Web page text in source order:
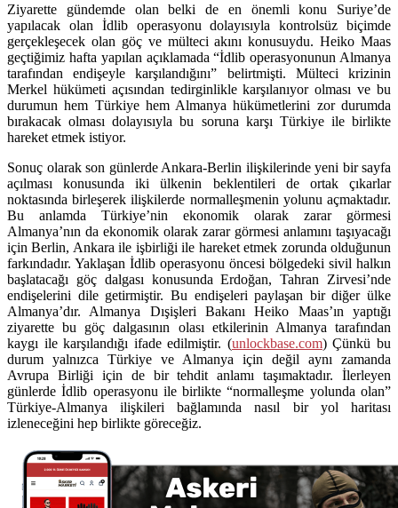
Ziyarette gündemde olan belki de en önemli konu Suriye’de
yapılacak olan İdlib operasyonu dolayısıyla kontrolsüz biçimde
gerçekleşecek olan göç ve mülteci akını konusuydu. Heiko Maas
geçtiğimiz hafta yapılan açıklamada “İdlib operasyonunun Almanya
tarafından endişeyle karşılandığını” belirtmişti. Mülteci krizinin
Merkel hükümeti açısından tedirginlikle karşılanıyor olması ve bu
durumun hem Türkiye hem Almanya hükümetlerini zor durumda
bırakacak olması dolayısıyla bu soruna karşı Türkiye ile birlikte
hareket etmek istiyor.
Sonuç olarak son günlerde Ankara-Berlin ilişkilerinde yeni bir sayfa
açılması konusunda iki ülkenin beklentileri de ortak çıkarlar
noktasında birleşerek ilişkilerde normalleşmenin yolunu açmaktadır.
Bu anlamda Türkiye’nin ekonomik olarak zarar görmesi
Almanya’nın da ekonomik olarak zarar görmesi anlamını taşıyacağı
için Berlin, Ankara ile işbirliği ile hareket etmek zorunda olduğunun
farkındadır. Yaklaşan İdlib operasyonu öncesi bölgedeki sivil halkın
başlatacağı göç dalgası konusunda Erdoğan, Tahran Zirvesi’nde
endişelerini dile getirmiştir. Bu endişeleri paylaşan bir diğer ülke
Almanya’dır. Almanya Dışişleri Bakanı Heiko Maas’ın yaptığı
ziyarette bu göç dalgasının olası etkilerinin Almanya tarafından
kaygı ile karşılandığı ifade edilmiştir. (unlockbase.com) Çünkü bu
durum yalnızca Türkiye ve Almanya için değil aynı zamanda
Avrupa Birliği için de bir tehdit anlamı taşımaktadır. İlerleyen
günlerde İdlib operasyonu ile birlikte “normalleşme yolunda olan”
Türkiye-Almanya ilişkileri bağlamında nasıl bir yol haritası
izleneceğini hep birlikte göreceğiz.